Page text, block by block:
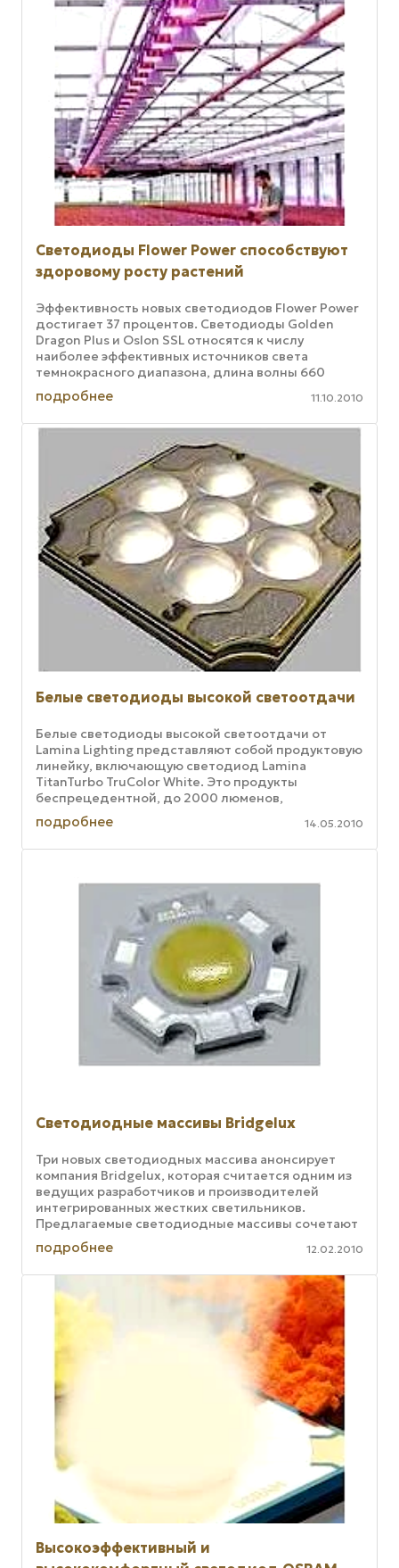
Светодиоды Flower Power способствуют
здоровому росту растений
Эффективность новых светодиодов Flower Power
достигает 37 процентов. Светодиоды Golden
Dragon Plus и Oslon SSL относятся к числу
наиболее эффективных источников света
темнокрасного диапазона, длина волны 660
нанометров. Эту их высокую эффективность, ...
подробнее 11.10.2010
Белые светодиоды высокой светоотдачи
Белые светодиоды высокой светоотдачи от
Lamina Lighting представляют собой продуктовую
линейку, включающую светодиод Lamina
TitanTurbo TruColor White. Это продукты
беспрецедентной, до 2000 люменов,
светоотдачи плюс уникальная возможность
TruColor ...
подробнее 14.05.2010
Светодиодные массивы Bridgelux
Три новых светодиодных массива анонсирует
компания Bridgelux, которая считается одним из
ведущих разработчиков и производителей
интегрированных жестких светильников.
Предлагаемые светодиодные массивы сочетают
высокое качество и энергетическую ...
подробнее 12.02.2010
Высокоэффективный и